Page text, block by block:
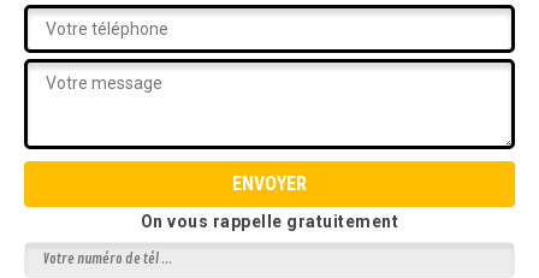
On vous rappelle gratuitement